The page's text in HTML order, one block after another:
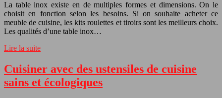
La table inox existe en de multiples formes et dimensions. On le
choisit en fonction selon les besoins. Si on souhaite acheter ce
meuble de cuisine, les kits roulettes et tiroirs sont les meilleurs choix.
Les qualités d’une table inox…
Lire la suite
Cuisiner avec des ustensiles de cuisine
sains et écologiques